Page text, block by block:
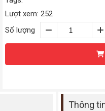
Lượt xem: 252
Số lượng
Thông